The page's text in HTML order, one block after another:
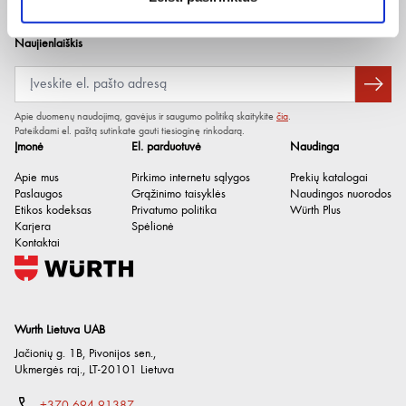
esteriu
Tankis / sąlygos
Sandėliavimo trukmė po
pagaminimo
Be silikono Taip
Be organinių chloro junginių
(AOX)
Taip
Be dervų
Wurth Lietuva UAB
Jačionių g. 1B, Pivonijos sen.,
Ukmergės raj., LT-20101 Lietuva
Įmonė
Apie mus
Paslaugos
Etikos kodeksas
Karjera
Kontaktai
El. parduotuvė
Pirkimo internetu sąlygos
Grąžinimo taisyklės
Privatumo politika
Spėlionė
Naudinga
Prekių katalogai
Naudingos nuorodos
Würth Plus
Naujienlaiškis
Apie duomenų naudojimą, gavėjus ir saugumo politiką skaitykite čia.
Pateikdami el. paštą sutinkate gauti tiesioginę rinkodarą.